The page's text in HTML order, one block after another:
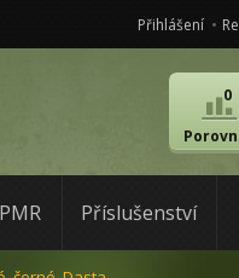
Přihlášení
0
Příslušenství